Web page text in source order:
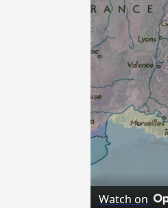
Watch on